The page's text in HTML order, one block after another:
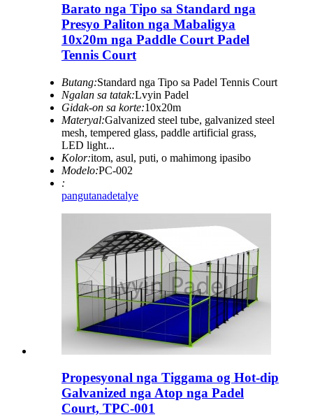
Barato nga Tipo sa Standard nga
Presyo Paliton nga Mabaligya
10x20m nga Paddle Court Padel
Tennis Court
Butang:Standard nga Tipo sa Padel Tennis Court
Ngalan sa tatak:Lvyin Padel
Gidak-on sa korte:10x20m
Materyal:Galvanized steel tube, galvanized steel
mesh, tempered glass, paddle artificial grass,
LED light...
Kolor:itom, asul, puti, o mahimong ipasibo
Modelo:PC-002
:
pangutanadetalye
Propesyonal nga Tiggama og Hot-dip
Galvanized nga Atop nga Padel
Court, TPC-001